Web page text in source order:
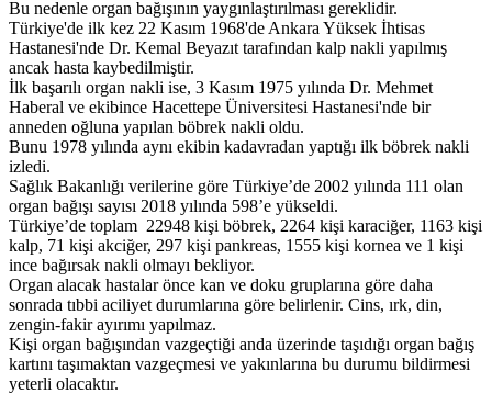
Bu nedenle organ bağışının yaygınlaştırılması gereklidir.
Türkiye'de ilk kez 22 Kasım 1968'de Ankara Yüksek İhtisas
Hastanesi'nde Dr. Kemal Beyazıt tarafından kalp nakli yapılmış
ancak hasta kaybedilmiştir.
İlk başarılı organ nakli ise, 3 Kasım 1975 yılında Dr. Mehmet
Haberal ve ekibince Hacettepe Üniversitesi Hastanesi'nde bir
anneden oğluna yapılan böbrek nakli oldu.
Bunu 1978 yılında aynı ekibin kadavradan yaptığı ilk böbrek nakli
izledi.
Sağlık Bakanlığı verilerine göre Türkiye’de 2002 yılında 111 olan
organ bağışı sayısı 2018 yılında 598’e yükseldi.
Türkiye’de toplam 22948 kişi böbrek, 2264 kişi karaciğer, 1163 kişi
kalp, 71 kişi akciğer, 297 kişi pankreas, 1555 kişi kornea ve 1 kişi
ince bağırsak nakli olmayı bekliyor.
Organ alacak hastalar önce kan ve doku gruplarına göre daha
sonrada tıbbi aciliyet durumlarına göre belirlenir. Cins, ırk, din,
zengin-fakir ayırımı yapılmaz.
Kişi organ bağışından vazgeçtiği anda üzerinde taşıdığı organ bağış
kartını taşımaktan vazgeçmesi ve yakınlarına bu durumu bildirmesi
yeterli olacaktır.